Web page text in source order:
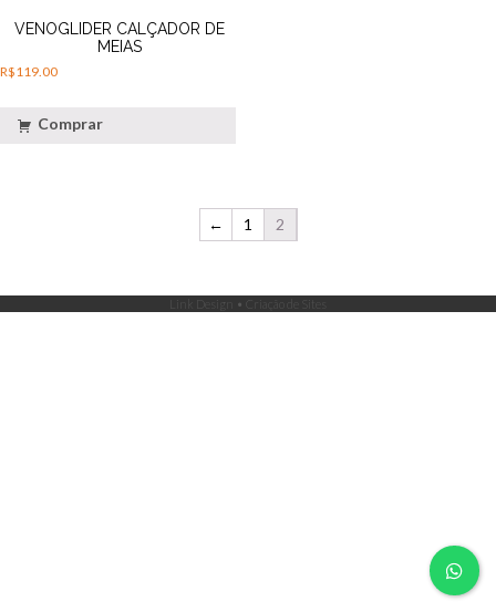
VENOGLIDER CALÇADOR DE
MEIAS
R$119.00
Comprar
← 1 2
Link Design • Criação de Sites